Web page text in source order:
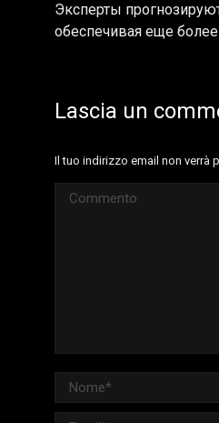
Эксперты
обеспечивая еще
Lascia un
Il tuo indirizzo email non
Commento
Nome *